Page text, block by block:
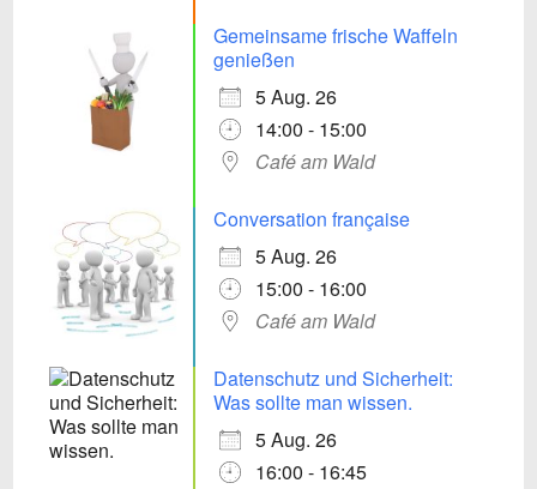
Gemeinsame frische Waffeln
genießen
5 Aug. 26
14:00 - 15:00
Café am Wald
Conversation française
5 Aug. 26
15:00 - 16:00
Café am Wald
Datenschutz und Sicherheit:
Was sollte man wissen.
5 Aug. 26
16:00 - 16:45